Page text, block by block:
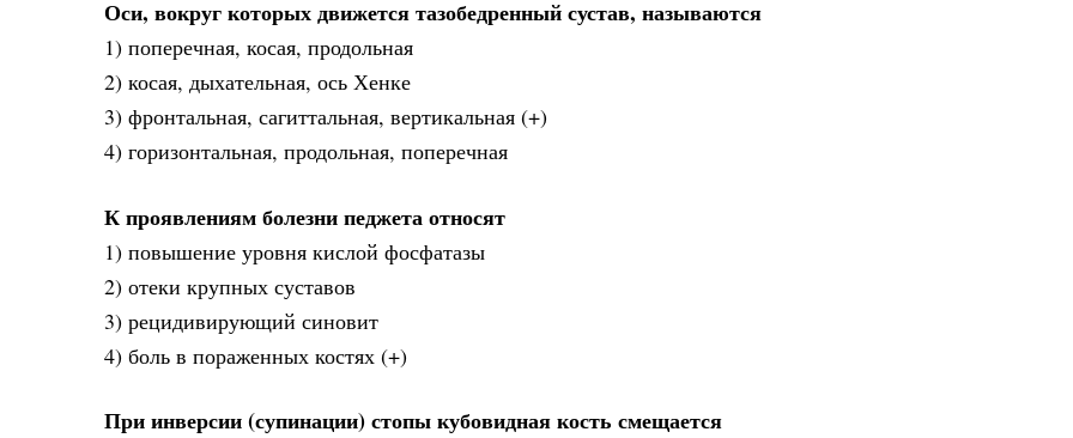
Оси, вокруг которых движется тазобедренный сустав, называются
1) поперечная, косая, продольная
2) косая, дыхательная, ось Хенке
3) фронтальная, сагиттальная, вертикальная (+)
4) горизонтальная, продольная, поперечная
К проявлениям болезни педжета относят
1) повышение уровня кислой фосфатазы
2) отеки крупных суставов
3) рецидивирующий синовит
4) боль в пораженных костях (+)
При инверсии (супинации) стопы кубовидная кость смещается